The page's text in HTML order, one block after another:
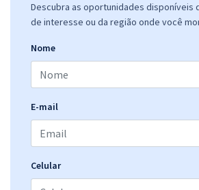
Prefeitura de Mendes Pimentel - MG -
ou 12x deR$25,52
Descubra as oportunidades disponíveis
de interesse ou da região onde você
Nome
E-mail
Celular